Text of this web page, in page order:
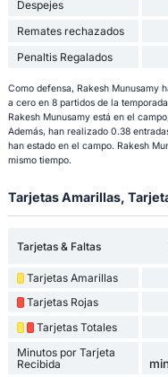
Despejes
Remates rechazados
Penaltis Regalados
Como defensa, Rakesh Munusamy
a cero en 8 partidos de la
Rakesh Munusamy está en el
Además, han realizado 0.38
han estado en el campo. Rakesh
mismo tiempo.
Tarjetas Amarillas,
Tarjetas & Faltas
Tarjetas Amarillas
Tarjetas Rojas
Tarjetas Totales
Minutos por Tarjeta
Recibida